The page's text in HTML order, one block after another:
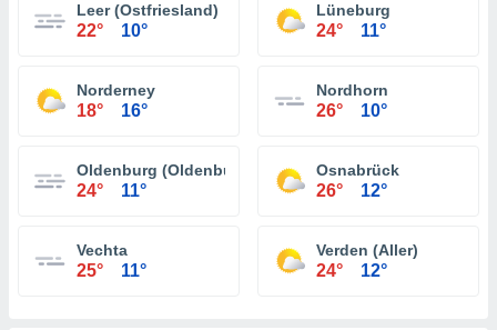
Leer (Ostfriesland)
22° 10°
Lüneburg
24° 11°
Norderney
18° 16°
Nordhorn
26° 10°
Oldenburg (Oldenburg)
24° 11°
Osnabrück
26° 12°
Vechta
25° 11°
Verden (Aller)
24° 12°